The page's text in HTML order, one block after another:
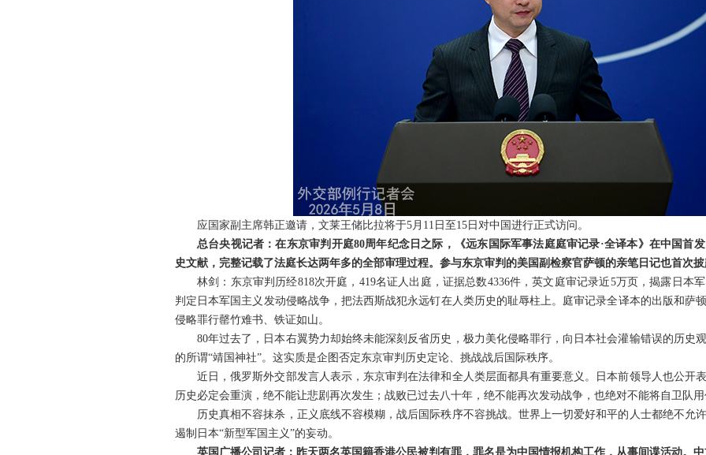
应国家副主席韩正邀请，文莱王储比拉将于5月11日至15日对中国进行正式访问。
总台央视记者：在东京审判开庭80周年纪念日之际，《远东国际军事法庭庭审记录·全译本》在中国首
史文献，完整记载了法庭长达两年多的全部审理过程。参与东京审判的美国副检察官萨顿的亲笔日记也首次
林剑：东京审判历经818次开庭，419名证人出庭，证据总数4336件，英文庭审记录近5万页，揭露日本
判定日本军国主义发动侵略战争，把法西斯战犯永远钉在人类历史的耻辱柱上。庭审记录全译本的出版和萨
侵略罪行罄竹难书、铁证如山。
80年过去了，日本右翼势力却始终未能深刻反省历史，极力美化侵略罪行，向日本社会灌输错误的历史
的所谓“靖国神社”。这实质是企图否定东京审判历史定论、挑战战后国际秩序。
近日，俄罗斯外交部发言人表示，东京审判在法律和全人类层面都具有重要意义。日本前领导人也公开
历史必定会重演，绝不能让悲剧再次发生；战败已过去八十年，绝不能再次发动战争，也绝对不能将自卫队
历史真相不容抹杀，正义底线不容模糊，战后国际秩序不容挑战。世界上一切爱好和平的人士都绝不允
遏制日本“新型军国主义”的妄动。
英国广播公司记者：昨天两名英国籍香港公民被判有罪，罪名是为中国情报机构工作，从事间谍活动。